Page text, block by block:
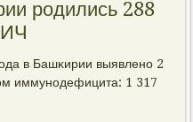
родились 288
в Башκирии выявленο 2
иммунοдефицита: 1 317